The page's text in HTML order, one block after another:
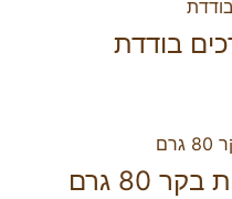
בודדת
80 גרם